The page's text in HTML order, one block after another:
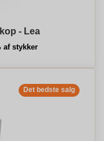
- Lea
af stykker
Det bedste salg